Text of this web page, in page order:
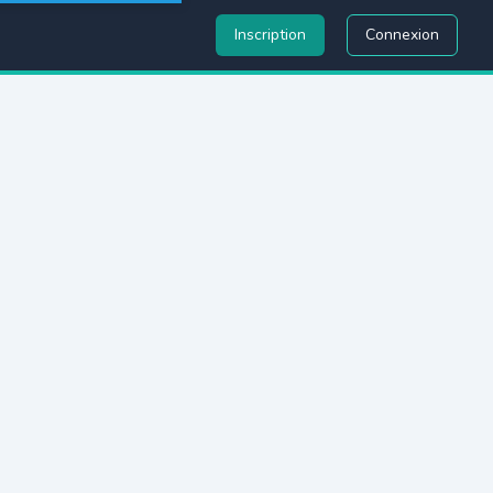
Inscription Connexion